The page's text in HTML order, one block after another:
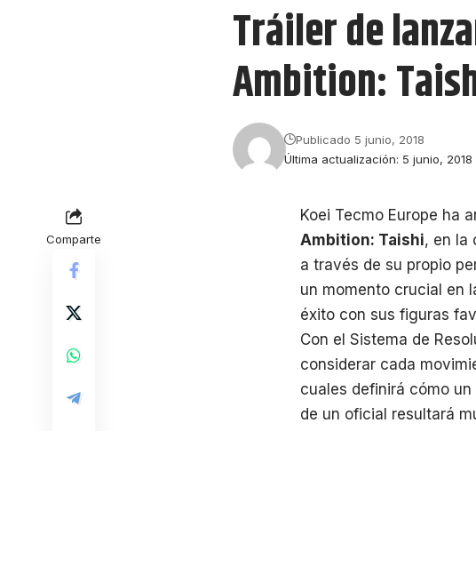
Tráiler de
Ambition:
Última actualización: 5 junio, 2018
Publicado 5 junio, 2018
Comparte
Koei Tecmo Europe ha
Ambition: Taishi, en la
a través de su propio
un momento crucial en
éxito con sus figuras
Con el Sistema de
considerar cada
cuales definirá cómo
de un oficial resultará